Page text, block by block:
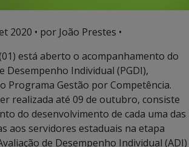
2020 • por João Prestes •
está aberto o acompanhamento do
Desempenho Individual (PGDI),
Programa Gestão por Competência.
realizada até 09 de outubro, consiste
do desenvolvimento de cada uma das
aos servidores estaduais na etapa
de Desempenho Individual (ADI)